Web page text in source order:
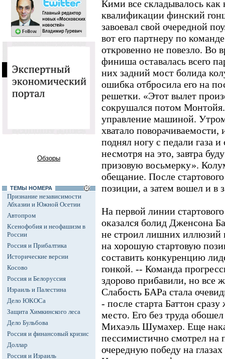
Обзоры
ТЕМЫ НОМЕРА
Признание независимости
Абхазии и Южной Осетии
Автопром
Ксенофобия и неофашизм в
России
Россия и Прибалтика
Исторические версии
Косово
Россия и Белоруссия
Израиль и Палестина
Дело ЮКОСа
Защита Химкинского леса
Дело Бульбова
Россия и финансовый кризис
Доллар
Россия и Израиль
Кими все складывалось
квалификации финский
завоевал свой очередной
вот его партнеру по
откровенно не повезло. Во
финиша оставалась всего
них задний мост болида
ошибка отбросила его на
решетки. «Этот вылет
сокрушался потом
управление машиной.
хватало
поднял ногу с педали газа
несмотря на это, завтра
призовую восьмерку».
обещание. После
позиции, а затем вошел и в
На первой линии
оказался болид Дженсона
не строил лишних иллюзий
на хорошую стартовую
составить конкуренцию
гонкой. -- Команда
здорово прибавили, но все
Слабость БАРа стала
- после старта Баттон
место. Его без труда
Михаэль Шумахер. Еще
пессимистично смотрел на
очередную победу на